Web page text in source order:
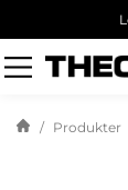
Sök
produkt
Produkter